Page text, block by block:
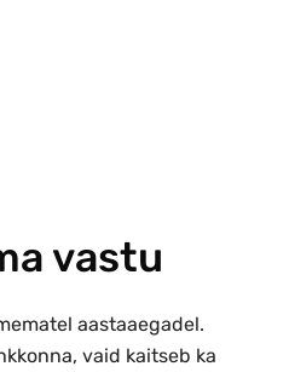
vastu
aastaaegadel.
vaid kaitseb ka